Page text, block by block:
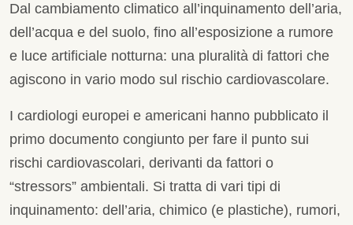
Dal cambiamento climatico all’inquinamento dell’aria,
dell’acqua e del suolo, fino all’esposizione a rumore
e luce artificiale notturna: una pluralità di fattori che
agiscono in vario modo sul rischio cardiovascolare.
I cardiologi europei e americani hanno pubblicato il
primo documento congiunto per fare il punto sui
rischi cardiovascolari, derivanti da fattori o
“stressors” ambientali. Si tratta di vari tipi di
inquinamento: dell’aria, chimico (e plastiche), rumori,